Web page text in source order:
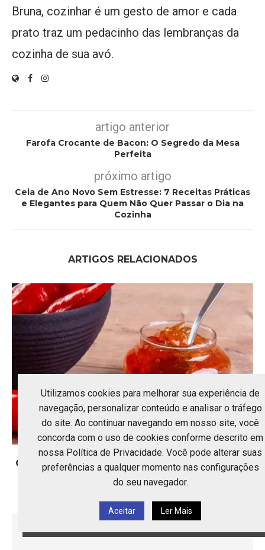
Bruna, cozinhar é um gesto de amor e cada
prato traz um pedacinho das lembranças da
cozinha de sua avó.
artigo anterior
Farofa Crocante de Bacon: O Segredo da Mesa
Perfeita
próximo artigo
Ceia de Ano Novo Sem Estresse: 7 Receitas Práticas
e Elegantes para Quem Não Quer Passar o Dia na
Cozinha
ARTIGOS RELACIONADOS
Geléia de Pimenta: O Equilíbrio Perfeito Entre
Doce e Picante
Utilizamos cookies para melhorar sua experiência de
navegação, personalizar conteúdo e analisar o tráfego
do site. Ao continuar navegando em nosso site, você
concorda com o uso de cookies conforme descrito em
nossa Política de Privacidade. Você pode alterar suas
preferências a qualquer momento nas configurações
do seu navegador.
Aceitar Ler Mais